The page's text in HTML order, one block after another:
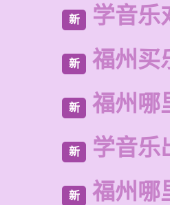
新 学音乐
新 福州买
新 福州哪
新 学音乐
新 福州哪